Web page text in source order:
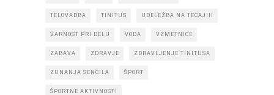
TELOVADBA TINITUS UDELEŽBA NA TEČAJIH
VARNOST PRI DELU VODA VZMETNICE
ZABAVA ZDRAVJE ZDRAVLJENJE TINITUSA
ZUNANJA SENČILA ŠPORT
ŠPORTNE AKTIVNOSTI